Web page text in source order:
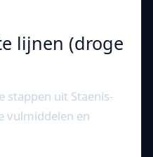
lijnen (droge
stappen uit Staenis-
vulmiddelen en